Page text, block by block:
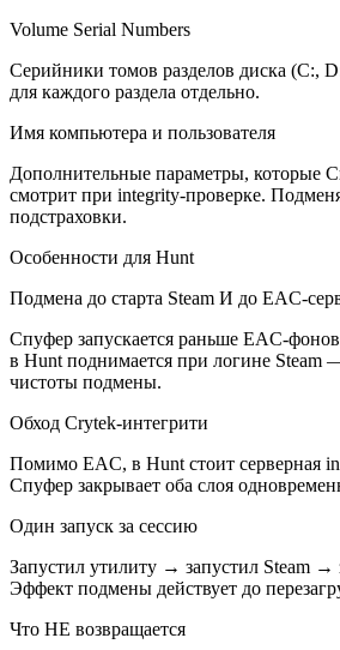
Volume Serial Numbers
Серийники томов разделов диска (C:,
для каждого раздела отдельно.
Имя компьютера и пользователя
Дополнительные параметры, которые
смотрит при integrity-проверке.
подстраховки.
Особенности для Hunt
Подмена до старта Steam И до EAC-
Спуфер запускается раньше EAC-
в Hunt поднимается при логине Steam
чистоты подмены.
Обход Crytek-интегрити
Помимо EAC, в Hunt стоит серверная
Спуфер закрывает оба слоя
Один запуск за сессию
Запустил утилиту → запустил Steam →
Эффект подмены действует до
Что НЕ возвращается